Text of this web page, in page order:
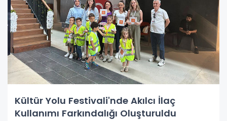
Kültür Yolu Festivali'nde Akılcı İlaç
Kullanımı Farkındalığı Oluşturuldu